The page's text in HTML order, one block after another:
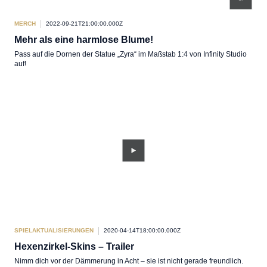
MERCH 2022-09-21T21:00:00.000Z
Mehr als eine harmlose Blume!
Pass auf die Dornen der Statue „Zyra“ im Maßstab 1:4 von Infinity Studio
auf!
SPIELAKTUALISIERUNGEN 2020-04-14T18:00:00.000Z
Hexenzirkel-Skins – Trailer
Nimm dich vor der Dämmerung in Acht – sie ist nicht gerade freundlich.